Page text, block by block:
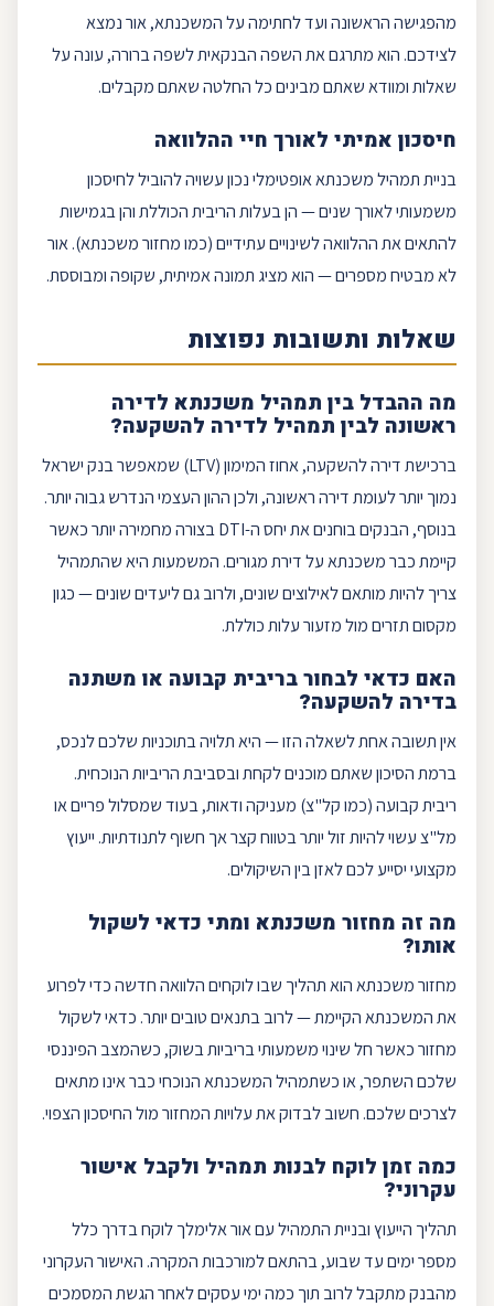
מהפגישה הראשונה ועד לחתימה על המשכנתא, אור נמצא
לצידכם. הוא מתרגם את השפה הבנקאית לשפה ברורה, עונה על
שאלות ומוודא שאתם מבינים כל החלטה שאתם מקבלים.
חיסכון אמיתי לאורך חיי ההלוואה
בניית תמהיל משכנתא אופטימלי נכון עשויה להוביל לחיסכון
משמעותי לאורך שנים — הן בעלות הריבית הכוללת והן בגמישות
להתאים את ההלוואה לשינויים עתידיים (כמומחזור משכנתא). אור
לא מבטיח מספרים — הוא מציג תמונה אמיתית, שקופה ומבוססת.
שאלות ותשובות נפוצות
מה ההבדל בין תמהיל משכנתא לדירה
ראשונה לבין תמהיל לדירה להשקעה?
ברכישת דירהלהשקעה, אחוז המימון (LTV) שמאפשר בנק ישראל
נמוך יותר לעומתדירה ראשונה, ולכן ההון העצמי הנדרש גבוה יותר.
בנוסף, הבנקים בוחנים את יחס ה-DTI בצורה מחמירה יותר כאשר
קיימת כבר משכנתא על דירת מגורים. המשמעות היא שהתמהיל
צריך להיות מותאם לאילוצים שונים, ולרוב גם ליעדים שונים — כגון
מקסום תזרים מול מזעור עלות כוללת.
האם כדאי לבחור בריבית קבועה או משתנה
בדירה להשקעה?
אין תשובה אחת לשאלה הזו — היא תלויה בתוכניות שלכם לנכס,
ברמת הסיכון שאתם מוכנים לקחת ובסביבת הריביות הנוכחית.
ריבית קבועה (כמוקל"צ) מעניקה ודאות, בעוד שמסלולפרייםאו
מל"צעשוי להיות זול יותר בטווח קצר אך חשוף לתנודתיות. ייעוץ
מקצועי יסייע לכם לאזן בין השיקולים.
מה זה מחזור משכנתא ומתי כדאי לשקול
אותו?
מחזור משכנתאהוא תהליך שבו לוקחים הלוואה חדשה כדי לפרוע
את המשכנתא הקיימת — לרוב בתנאים טובים יותר. כדאי לשקול
מחזור כאשר חל שינוי משמעותי בריביות בשוק, כשהמצב הפיננסי
שלכם השתפר, או כשתמהיל המשכנתא הנוכחי כבר אינו מתאים
לצרכים שלכם. חשוב לבדוק את עלויות המחזור מול החיסכון הצפוי.
כמה זמן לוקח לבנות תמהיל ולקבל אישור
עקרוני?
תהליך הייעוץ ובניית התמהיל עםאור אלימלךלוקח בדרך כלל
מספר ימים עד שבוע, בהתאם למורכבות המקרה. האישור העקרוני
מהבנק מתקבל לרוב תוך כמה ימי עסקים לאחר הגשת המסמכים